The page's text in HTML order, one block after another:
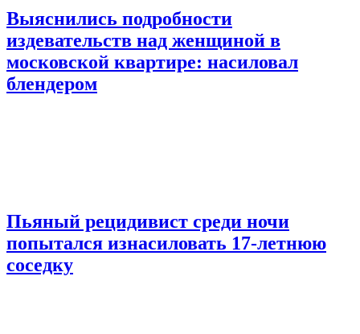
Выяснились подробности
издевательств над женщиной в
московской квартире: насиловал
блендером
Пьяный рецидивист среди ночи
попытался изнасиловать 17-летнюю
соседку